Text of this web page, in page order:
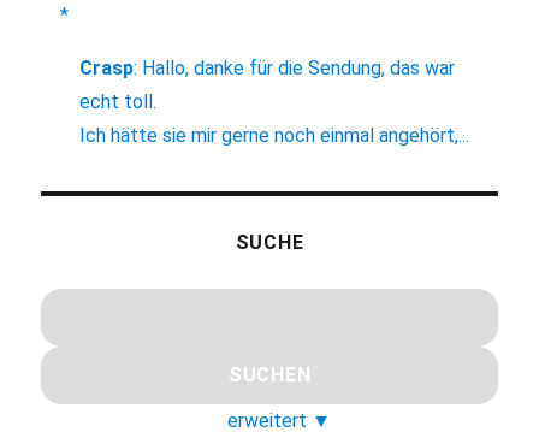
*
Crasp: Hallo, danke für die Sendung, das war
echt toll.
Ich hätte sie mir gerne noch einmal angehört,...
SUCHE
erweitert ▼